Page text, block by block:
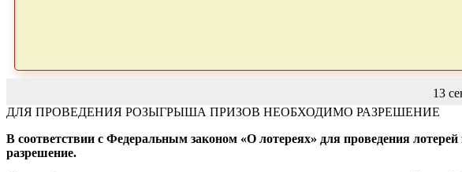
13
ДЛЯ ПРОВЕДЕНИЯ РОЗЫГРЫША ПРИЗОВ НЕОБХОДИМО РАЗРЕШЕНИЕ
В соответствии с Федеральным законом «О лотереях» для проведения
разрешение.